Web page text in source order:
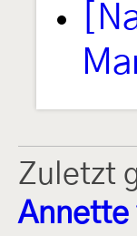
Zuletzt
Annette